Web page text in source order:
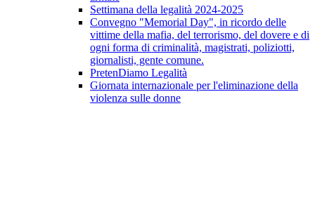
Settimana della legalità 2024-2025
Convegno "Memorial Day", in ricordo delle
vittime della mafia, del terrorismo, del dovere e di
ogni forma di criminalità, magistrati, poliziotti,
giornalisti, gente comune.
PretenDiamo Legalità
Giornata internazionale per l'eliminazione della
violenza sulle donne